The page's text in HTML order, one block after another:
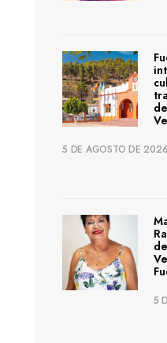
5 DE AGOSTO DE 2026
5